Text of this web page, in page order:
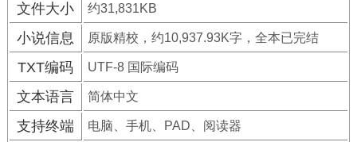
文件大小 约31,831KB
小说信息 原版精校，约10,937.93K字，全本已完结
TXT编码 UTF-8 国际编码
文本语言 简体中文
支持终端 电脑、手机、PAD、阅读器